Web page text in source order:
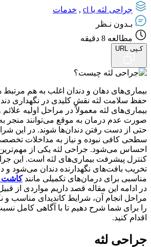
جراحی لثه یا cl
, خدمات
بـدون نـظر
مطالعه 8 دقیقه
کـپی URL
بیماری‌های دهان و دندان اغلب به هم مرتبط
حفظ سلامت لثه نقش کلیدی در نگهداری
بیماری‌های لثه معمولاً در مراحل اولیه
صورت عدم درمان به موقع می‌توانند منجر
حتی از دست رفتن دندان‌ها شوند. در این
سطحی کافی نبوده و نیاز به مداخلات
احساس می‌شود. جراحی لثه یکی از مهم‌ترین
کنترل پیشرفت بیماری‌های لثه است. این
تخریب بافت‌های نگهدارنده دندان می‌شود و
مناسبی برای درمان‌های تکمیلی مانندکاشت
در ادامه این مقاله قصد داریم مواردی از
مراحل انجام آن، شرایط کاندیدای مناسب و
را برای شما شرح دهیم تا با آگاهی کامل
اقدام کنید.
جراحی لثه